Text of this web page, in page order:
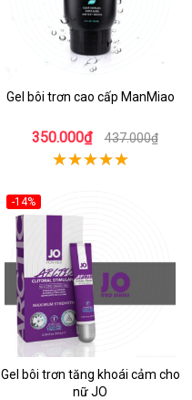
Gel bôi trơn cao cấp ManMiao
350.000₫ 437.000₫
-14%
Gel bôi trơn tăng khoái cảm cho
nữ JO